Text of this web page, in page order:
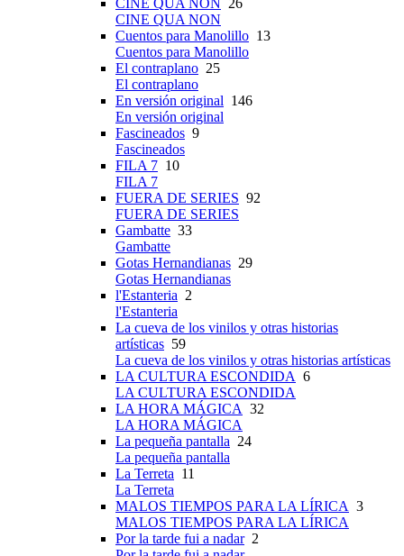
CINE QUA NON 26
CINE QUA NON
Cuentos para Manolillo 13
Cuentos para Manolillo
El contraplano 25
El contraplano
En versión original 146
En versión original
Fascineados 9
Fascineados
FILA 7 10
FILA 7
FUERA DE SERIES 92
FUERA DE SERIES
Gambatte 33
Gambatte
Gotas Hernandianas 29
Gotas Hernandianas
l'Estanteria 2
l'Estanteria
La cueva de los vinilos y otras historias
artísticas 59
La cueva de los vinilos y otras historias artísticas
LA CULTURA ESCONDIDA 6
LA CULTURA ESCONDIDA
LA HORA MÁGICA 32
LA HORA MÁGICA
La pequeña pantalla 24
La pequeña pantalla
La Terreta 11
La Terreta
MALOS TIEMPOS PARA LA LÍRICA 3
MALOS TIEMPOS PARA LA LÍRICA
Por la tarde fui a nadar2